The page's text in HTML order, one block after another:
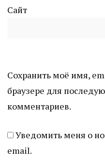
Сайт
Сохранить моё имя,
браузере для
комментариев.
Уведомить меня о
email.